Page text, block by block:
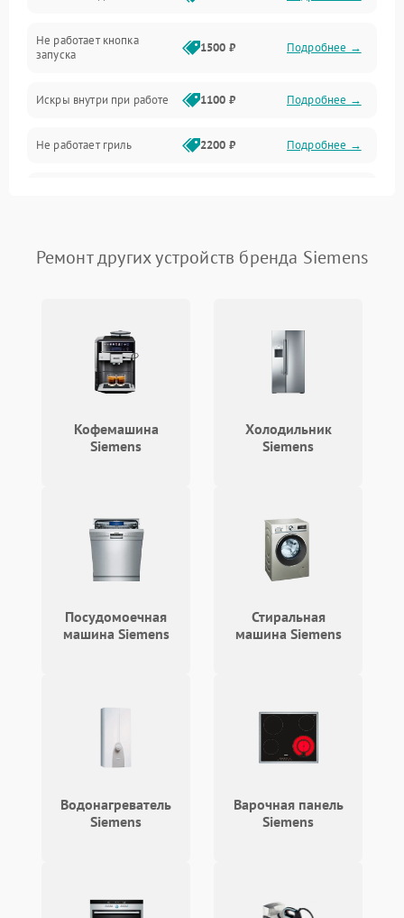
Нагрев и приготовление
Программное обеспечение
Не работает кнопка
запуска
1500 ₽ Подробнее →
Искры внутри при работе 1100 ₽ Подробнее →
Не работает гриль 2200 ₽ Подробнее →
Появление запаха гари 2400 ₽ Подробнее →
Поломка системы
охлаждения
Подробнее →
Ремонт других устройств бренда Siemens
Кофемашина
Siemens
Холодильник
Siemens
Посудомоечная
машина Siemens
Стиральная
машина Siemens
Водонагреватель
Siemens
Варочная панель
Siemens